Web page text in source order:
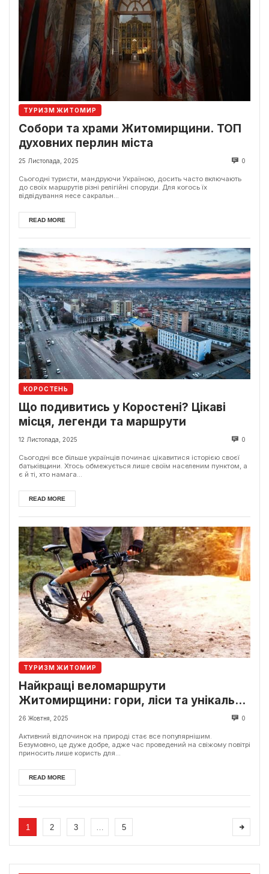
ТУРИЗМ ЖИТОМИР
Собори та храми Житомирщини. ТОП
духовних перлин міста
25 Листопада, 2025 0
Сьогодні туристи, мандруючи Україною, досить часто включають
до своїх маршрутів різні релігійні споруди. Для когось їх
відвідування несе сакральн...
READ MORE
КОРОСТЕНЬ
Що подивитись у Коростені? Цікаві
місця, легенди та маршрути
12 Листопада, 2025 0
Сьогодні все більше українців починає цікавитися історією своєї
батьківщини. Хтось обмежується лише своїм населеним пунктом, а
є й ті, хто намага...
READ MORE
ТУРИЗМ ЖИТОМИР
Найкращі веломаршрути
Житомирщини: гори, ліси та унікальні
краєвиди
26 Жовтня, 2025 0
Активний відпочинок на природі стає все популярнішим.
Безумовно, це дуже добре, адже час проведений на свіжому повітрі
приносить лише користь для...
READ MORE
1 2 3 5